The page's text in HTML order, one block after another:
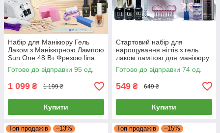
Набір для Манікюру Гель
Лаком з Манікюрною Лампою
Sun One 48 Вт Фрезою lina
mercedes 2000 база топ для
манікюру гель лаки
Готово до відправки 95 од.
1 099 ₴ 1 199 ₴
Купити
Стартовий набір для
нарощування нігтів з гель
лаком лампою для манікюру
Sun One 48Вт 12 мл база топ
milano
Готово до відправки 74 од.
549 ₴ 649 ₴
Купити
Топ продажів –13% Топ продажів –15%